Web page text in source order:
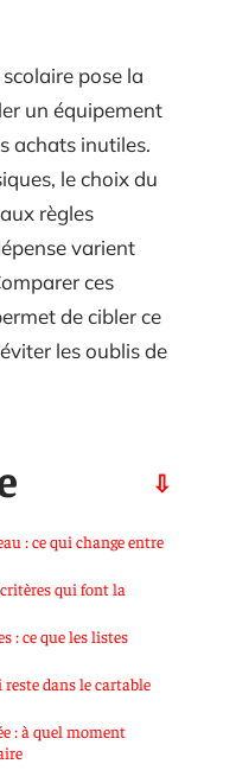
pose la
un équipement
achats inutiles.
le choix du
règles
varient
ces
de cibler ce
les oublis de
: ce qui change entre
qui font la
: ce que les listes
reste dans le cartable
: à quel moment